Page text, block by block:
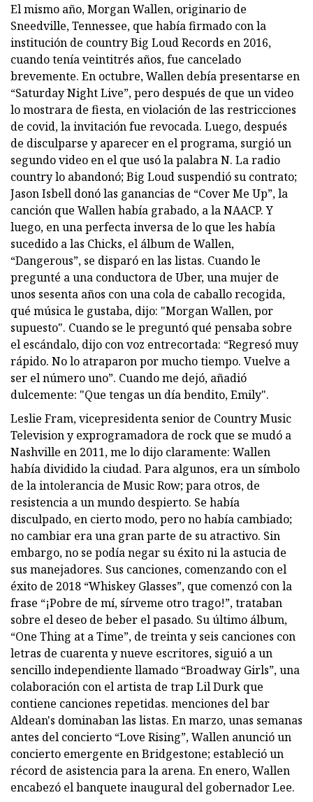
El mismo año, Morgan Wallen, originario de
Sneedville, Tennessee, que había firmado con la
institución de country Big Loud Records en 2016,
cuando tenía veintitrés años, fue cancelado
brevemente. En octubre, Wallen debía presentarse en
“Saturday Night Live”, pero después de que un video
lo mostrara de fiesta, en violación de las restricciones
de covid, la invitación fue revocada. Luego, después
de disculparse y aparecer en el programa, surgió un
segundo video en el que usó la palabra N. La radio
country lo abandonó; Big Loud suspendió su contrato;
Jason Isbell donó las ganancias de “Cover Me Up”, la
canción que Wallen había grabado, a la NAACP. Y
luego, en una perfecta inversa de lo que les había
sucedido a las Chicks, el álbum de Wallen,
“Dangerous”, se disparó en las listas. Cuando le
pregunté a una conductora de Uber, una mujer de
unos sesenta años con una cola de caballo recogida,
qué música le gustaba, dijo: "Morgan Wallen, por
supuesto". Cuando se le preguntó qué pensaba sobre
el escándalo, dijo con voz entrecortada: “Regresó muy
rápido. No lo atraparon por mucho tiempo. Vuelve a
ser el número uno”. Cuando me dejó, añadió
dulcemente: "Que tengas un día bendito, Emily".
Leslie Fram, vicepresidenta senior de Country Music
Television y exprogramadora de rock que se mudó a
Nashville en 2011, me lo dijo claramente: Wallen
había dividido la ciudad. Para algunos, era un símbolo
de la intolerancia de Music Row; para otros, de
resistencia a un mundo despierto. Se había
disculpado, en cierto modo, pero no había cambiado;
no cambiar era una gran parte de su atractivo. Sin
embargo, no se podía negar su éxito ni la astucia de
sus manejadores. Sus canciones, comenzando con el
éxito de 2018 “Whiskey Glasses”, que comenzó con la
frase “¡Pobre de mí, sírveme otro trago!”, trataban
sobre el deseo de beber el pasado. Su último álbum,
“One Thing at a Time”, de treinta y seis canciones con
letras de cuarenta y nueve escritores, siguió a un
sencillo independiente llamado “Broadway Girls”, una
colaboración con el artista de trap Lil Durk que
contiene canciones repetidas. menciones del bar
Aldean's dominaban las listas. En marzo, unas semanas
antes del concierto “Love Rising”, Wallen anunció un
concierto emergente en Bridgestone; estableció un
récord de asistencia para la arena. En enero, Wallen
encabezó el banquete inaugural del gobernador Lee.